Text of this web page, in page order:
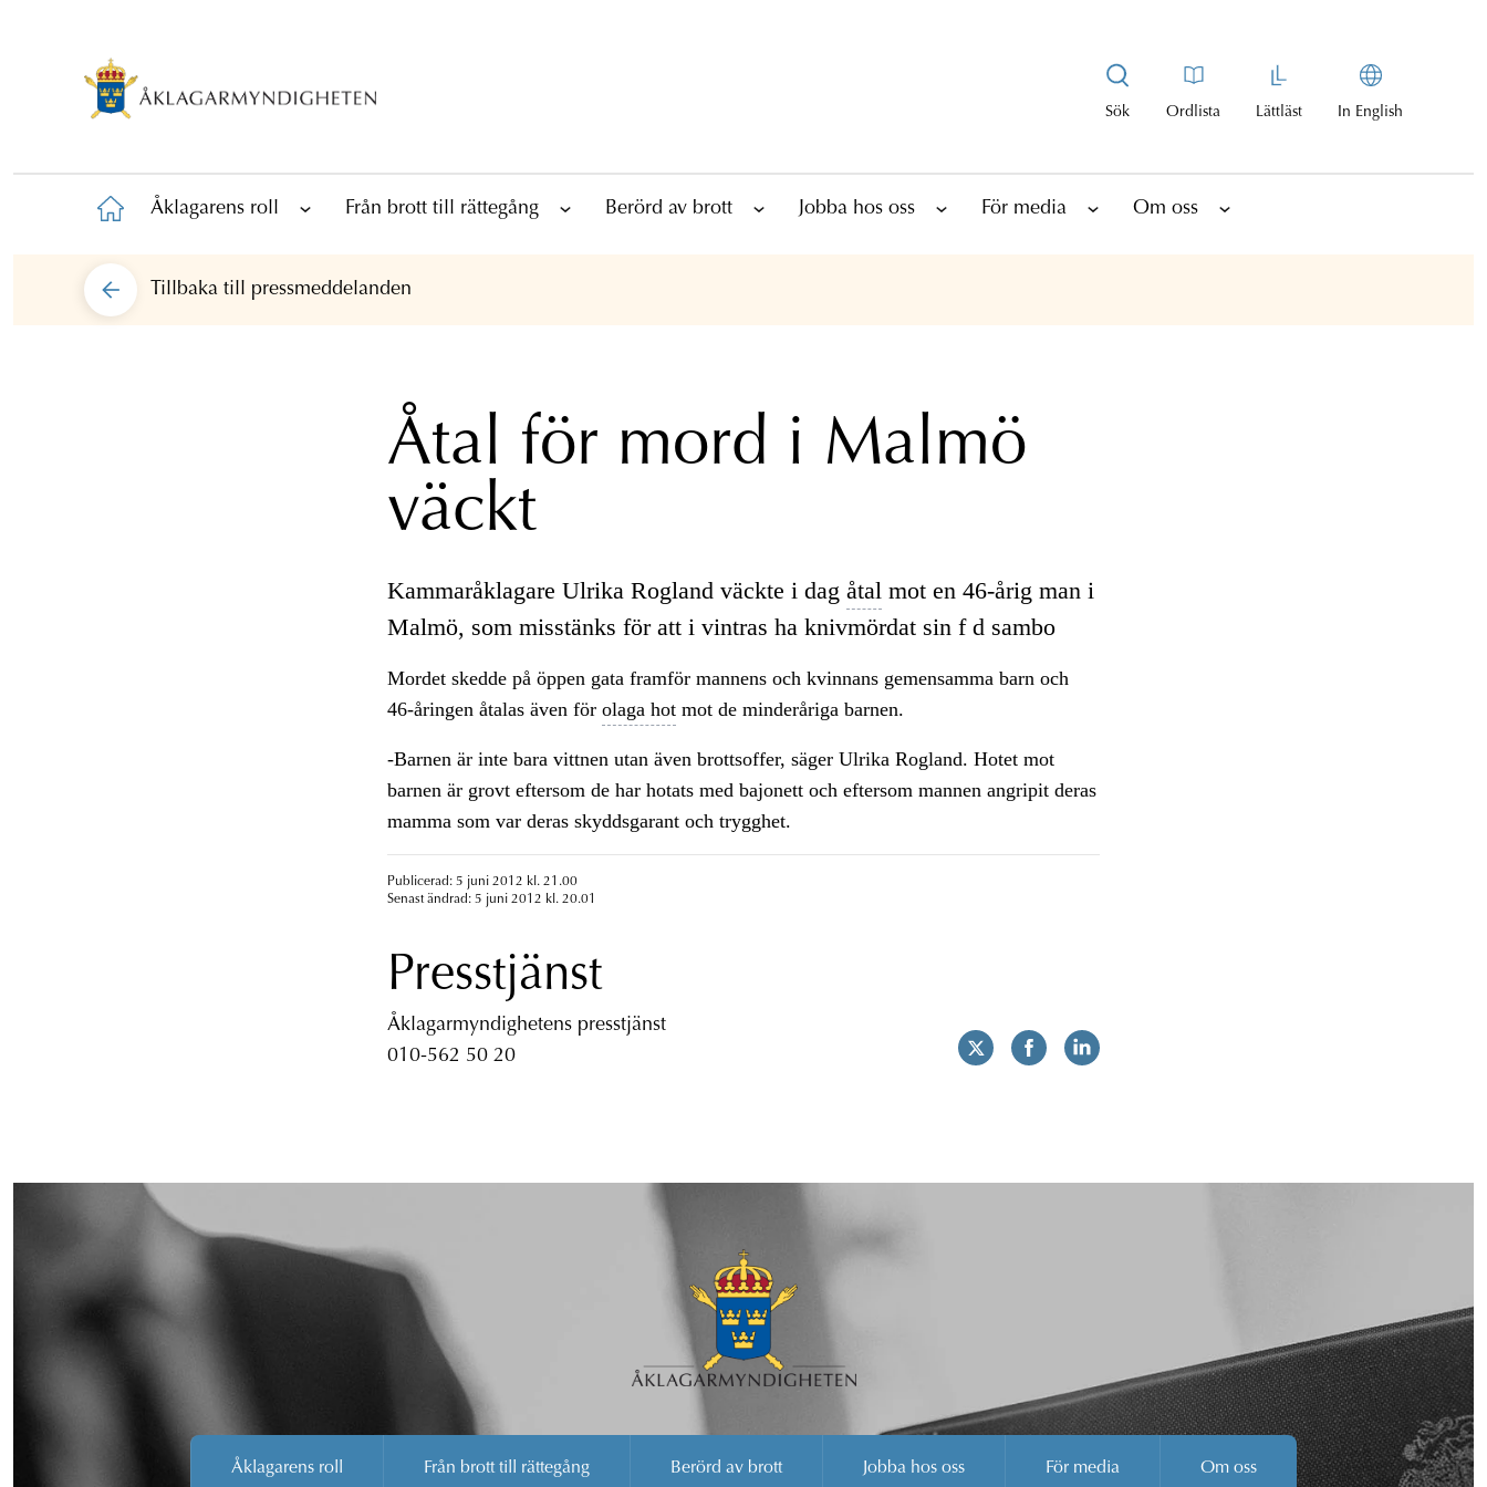
Sök Ordlista Lättläst In English
Åklagarens roll Från brott till rättegång Berörd av brott Jobba hos oss För media Om oss
Tillbaka till pressmeddelanden
Åtal för mord i Malmö
väckt
Kammaråklagare Ulrika Rogland väckte i dag åtal mot en 46-årig man i
Malmö, som misstänks för att i vintras ha knivmördat sin f d sambo
Mordet skedde på öppen gata framför mannens och kvinnans gemensamma barn och
46-åringen åtalas även för olaga hotmot de minderåriga barnen.
-Barnen är inte bara vittnen utan även brottsoffer, säger Ulrika Rogland. Hotet mot
barnen är grovt eftersom de har hotats med bajonett och eftersom mannen angripit deras
mamma som var deras skyddsgarant och trygghet.
Publicerad: 5 juni 2012 kl. 21.00
Senast ändrad: 5 juni 2012 kl. 20.01
Presstjänst
Åklagarmyndighetens presstjänst
010-562 50 20
Åklagarens roll Från brott till rättegång Berörd av brott Jobba hos oss För media Om oss